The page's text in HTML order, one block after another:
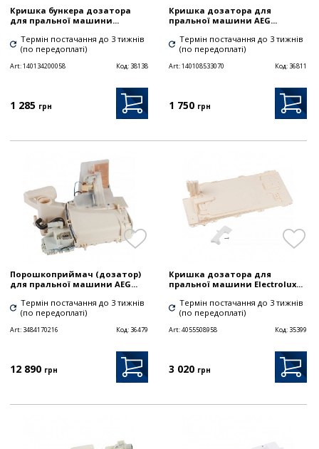
Кришка бункера дозатора
для пральної машини...
Термін постачання до 3 тижнів
(по передоплаті)
Art:140134200058 Код: 38138
1 285 грн
Кришка дозатора для
пральної машини AEG...
Термін постачання до 3 тижнів
(по передоплаті)
Art:140108533070 Код: 36811
1 750 грн
Порошкоприймач (дозатор)
для пральної машини AEG...
Термін постачання до 3 тижнів
(по передоплаті)
Art: 3484170216 Код: 36479
12 890 грн
Кришка дозатора для
пральної машини Electrolux...
Термін постачання до 3 тижнів
(по передоплаті)
Art:4055508958 Код: 35399
3 020 грн